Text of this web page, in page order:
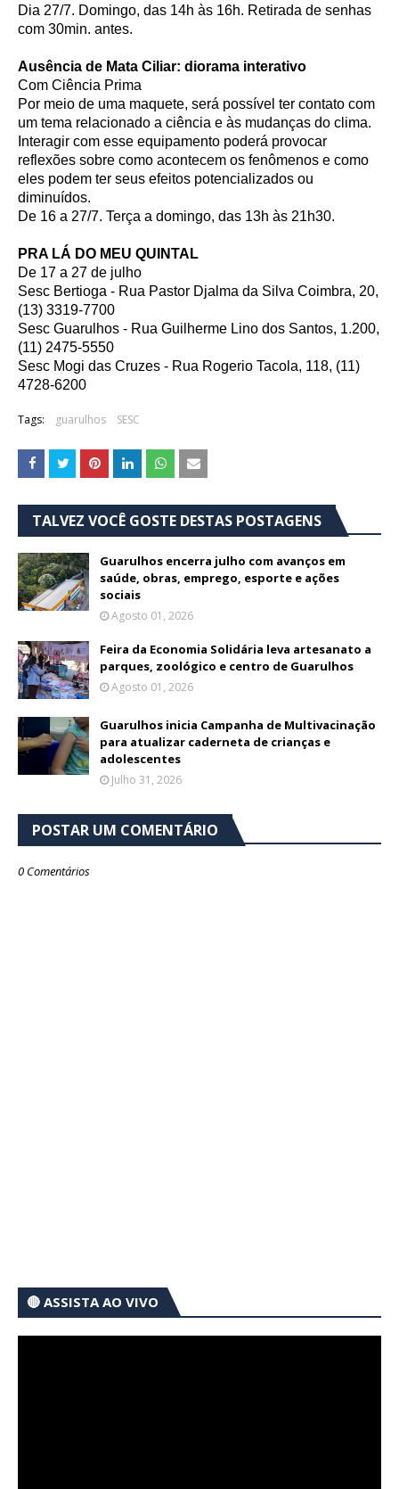
Dia 27/7. Domingo, das 14h às 16h. Retirada de senhas
com 30min. antes.
Ausência de Mata Ciliar: diorama interativo
Com Ciência Prima
Por meio de uma maquete, será possível ter contato com
um tema relacionado a ciência e às mudanças do clima.
Interagir com esse equipamento poderá provocar
reflexões sobre como acontecem os fenômenos e como
eles podem ter seus efeitos potencializados ou
diminuídos.
De 16 a 27/7. Terça a domingo, das 13h às 21h30.
PRA LÁ DO MEU QUINTAL
De 17 a 27 de julho
Sesc Bertioga - Rua Pastor Djalma da Silva Coimbra, 20,
(13) 3319-7700
Sesc Guarulhos - Rua Guilherme Lino dos Santos, 1.200,
(11) 2475-5550
Sesc Mogi das Cruzes - Rua Rogerio Tacola, 118, (11)
4728-6200
Tags: guarulhos SESC
TALVEZ VOCÊ GOSTE DESTAS POSTAGENS
Guarulhos encerra julho com avanços em
saúde, obras, emprego, esporte e ações
sociais
Agosto 01, 2026
Feira da Economia Solidária leva artesanato a
parques, zoológico e centro de Guarulhos
Agosto 01, 2026
Guarulhos inicia Campanha de Multivacinação
para atualizar caderneta de crianças e
adolescentes
Julho 31, 2026
POSTAR UM COMENTÁRIO
0 Comentários
🔴 ASSISTA AO VIVO